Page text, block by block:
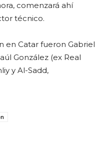
comenzará ahí
técnico.
en Catar fueron Gabriel
González (ex Real
y Al-Sadd,